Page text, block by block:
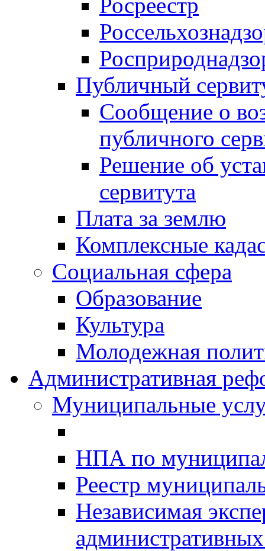
Публичный
Сообщение о
публичного
Решение об
сервитута
Плата за землю
Комплексные
Социальная сфера
Образование
Культура
Молодежная
Административная
Муниципальные
НПА по
Реестр
Независимая